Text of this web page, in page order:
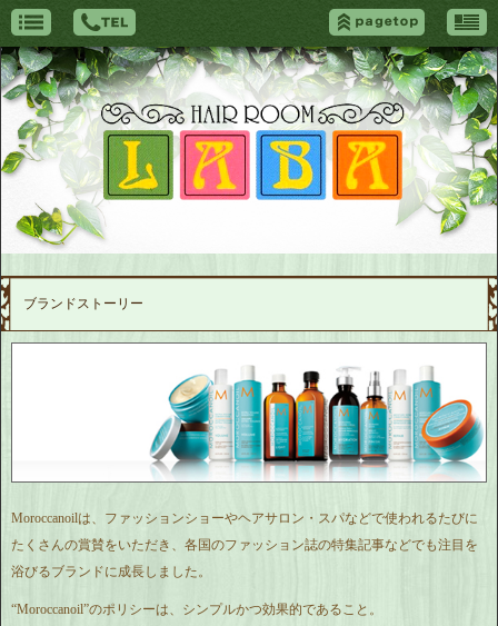
ブランドストーリー
Moroccanoilは、ファッションショーやヘアサロン・スパなどで使われるたびに
たくさんの賞賛をいただき、各国のファッション誌の特集記事などでも注目を
浴びるブランドに成長しました。
“Moroccanoil”のポリシーは、シンプルかつ効果的であること。